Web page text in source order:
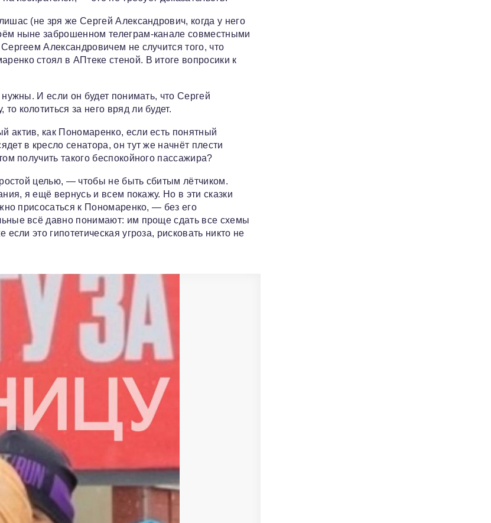
(не зря же Сергей Александрович, когда у него
ныне заброшенном телеграм-канале совместными
Александровичем не случится того, что
стоял в АПтеке стеной. В итоге вопросики к
И если он будет понимать, что Сергей
колотиться за него вряд ли будет.
актив, как Пономаренко, если есть понятный
в кресло сенатора, он тут же начнёт плести
получить такого беспокойного пассажира?
целью, — чтобы не быть сбитым лётчиком.
я ещё вернусь и всем покажу. Но в эти сказки
присосаться к Пономаренко, — без его
всё давно понимают: им проще сдать все схемы
это гипотетическая угроза, рисковать никто не